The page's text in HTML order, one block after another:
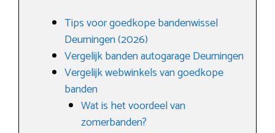
Tips voor goedkope bandenwissel
Deurningen (2026)
Vergelijk banden autogarage Deurningen
Vergelijk webwinkels van goedkope
banden
Wat is het voordeel van
zomerbanden?